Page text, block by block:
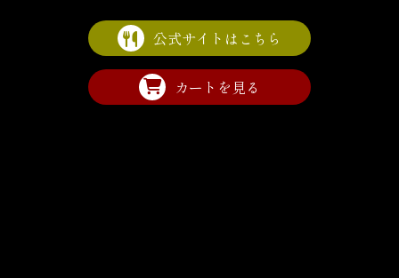
公式サイトはこちら
カートを見る